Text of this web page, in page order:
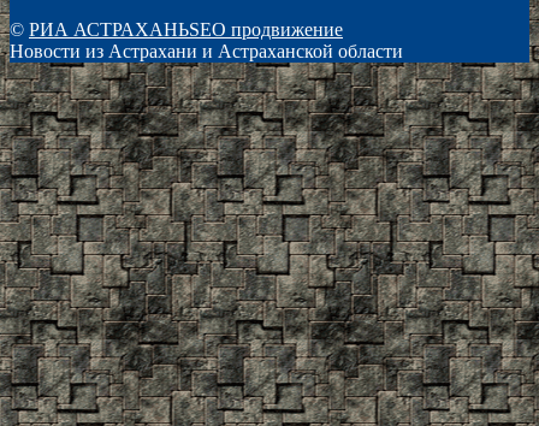
© РИА АСТРАХАНЬSEO продвижение
Новости из Астрахани и Астраханской области